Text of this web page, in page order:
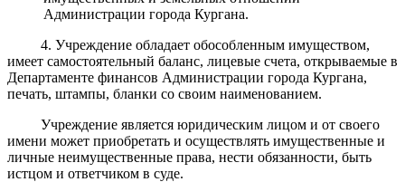
Администрации города Кургана.
4. Учреждение обладает обособленным имуществом,
имеет самостоятельный баланс, лицевые счета, открываемые в
Департаменте финансов Администрации города Кургана,
печать, штампы, бланки со своим наименованием.
Учреждение является юридическим лицом и от своего
имени может приобретать и осуществлять имущественные и
личные неимущественные права, нести обязанности, быть
истцом и ответчиком в суде.